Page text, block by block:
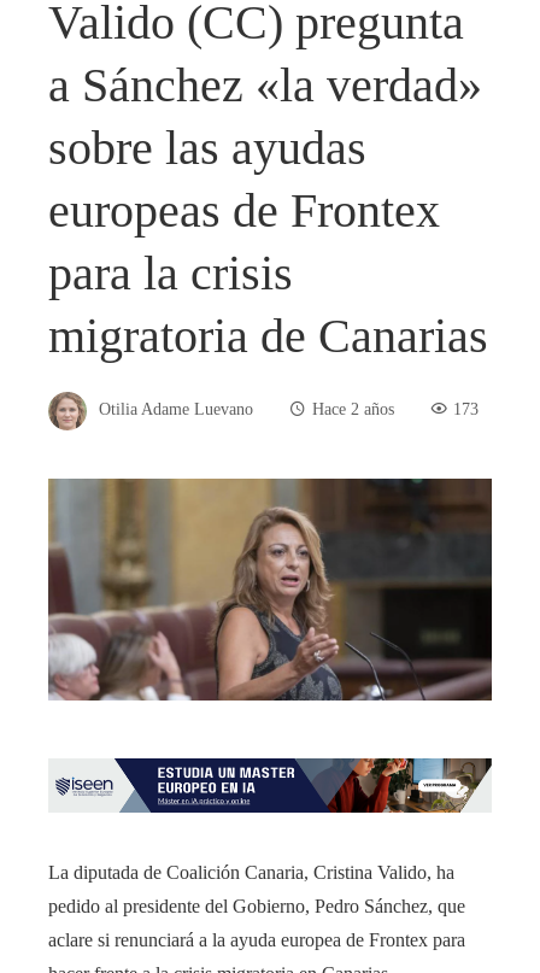
Valido (CC) pregunta
a Sánchez «la verdad»
sobre las ayudas
europeas de Frontex
para la crisis
migratoria de Canarias
Otilia Adame Luevano Hace 2 años 173
La diputada de Coalición Canaria, Cristina Valido, ha
pedido al presidente del Gobierno, Pedro Sánchez, que
aclare si renunciará a la ayuda europea de Frontex para